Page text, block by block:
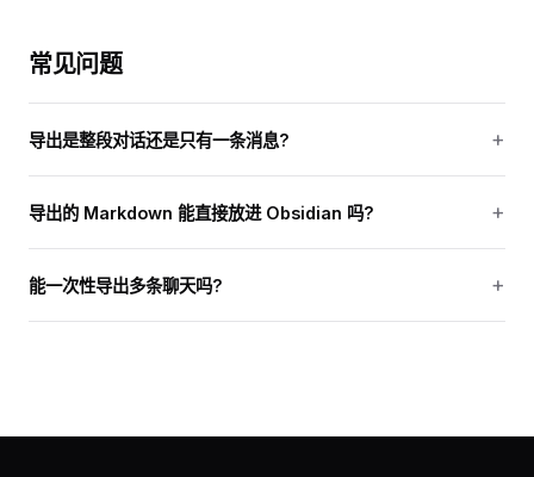
常见问题
导出是整段对话还是只有一条消息?
导出的 Markdown 能直接放进 Obsidian 吗?
能一次性导出多条聊天吗?